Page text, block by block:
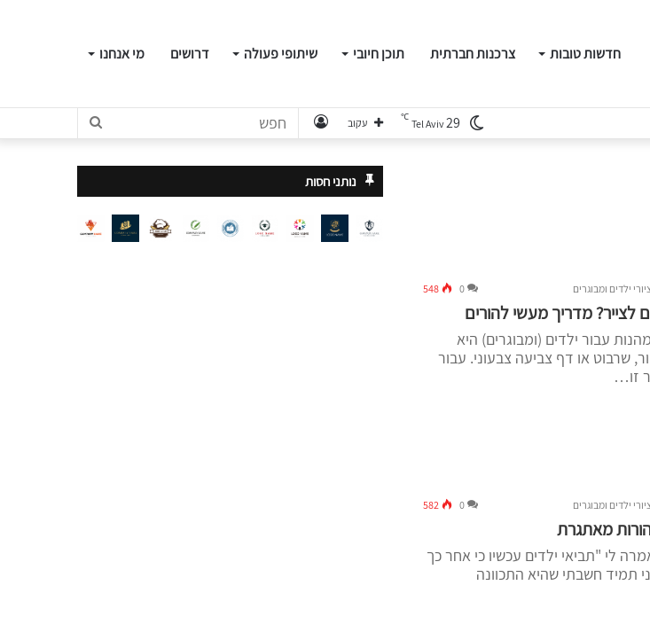
חדשות טובות צרכנות חברתית תוכן חיובי שיתופי פעולה דרושים מי אנחנו
חפש התחבר עקוב Tel Aviv29
℃
ילדים ומבוגרים 0
548
לצייר? מדריך מעשי להורים
עבור ילדים (ומבוגרים) היא
שרבוט או דף צביעה צבעוני. עבור
זו…
ילדים ומבוגרים 0
582
מאתגרת
לי "תביאי ילדים עכשיו כי אחר כך
תמיד חשבתי שהיא התכוונה
נותני חסות